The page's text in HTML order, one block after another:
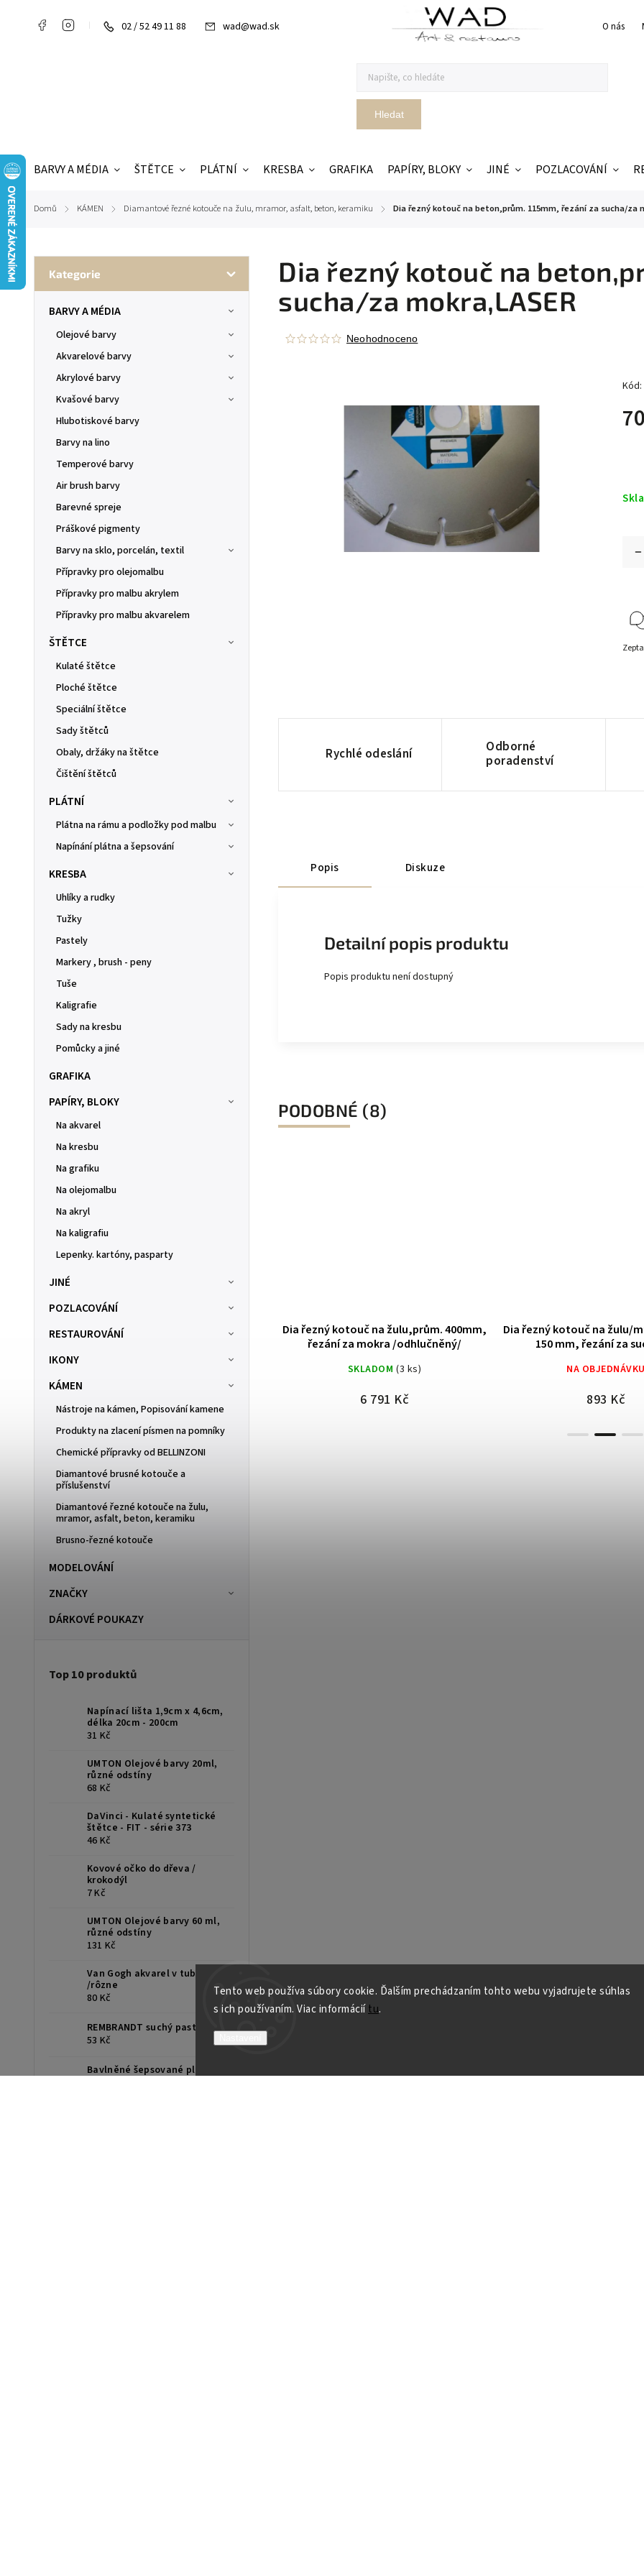
Tento web používa súbory cookie. Ďalším prechádzaním tohto webu vyjadrujete súhlas
s ich používaním. Viac informáciítu.
02 / 52 49 11 88 wad@wad.sk O nás
Hledat
BARVY A MÉDIA ŠTĚTCE PLÁTNÍ KRESBA GRAFIKA PAPÍRY, BLOKY JINÉ POZLACOVÁNÍ
Domů / KÁMEN / Diamantové řezné kotouče na žulu, mramor, asfalt, beton, keramiku / Dia řezný kotouč na beton,prům. 115mm, řezání za sucha/za
Kategorie
BARVY A MÉDIA
Olejové barvy
Akvarelové barvy
Akrylové barvy
Kvašové barvy
Hlubotiskové barvy
Barvy na lino
Temperové barvy
Air brush barvy
Barevné spreje
Práškové pigmenty
Barvy na sklo, porcelán, textil
Přípravky pro olejomalbu
Přípravky pro malbu akrylem
Přípravky pro malbu akvarelem
ŠTĚTCE
Kulaté štětce
Ploché štětce
Speciální štětce
Sady štětců
Obaly, držáky na štětce
Čištění štětců
PLÁTNÍ
Plátna na rámu a podložky pod malbu
Napínání plátna a šepsování
KRESBA
Uhlíky a rudky
Tužky
Pastely
Markery , brush - peny
Tuše
Kaligrafie
Sady na kresbu
Pomůcky a jiné
GRAFIKA
PAPÍRY, BLOKY
Na akvarel
Na kresbu
Na grafiku
Na olejomalbu
Na akryl
Na kaligrafiu
Lepenky. kartóny, pasparty
JINÉ
POZLACOVÁNÍ
RESTAUROVÁNÍ
IKONY
KÁMEN
Nástroje na kámen, Popisování kamene
Produkty na zlacení písmen na pomníky
Chemické přípravky od BELLINZONI
Diamantové brusné kotouče a
příslušenství
Diamantové řezné kotouče na žulu,
mramor, asfalt, beton, keramiku
Brusno-řezné kotouče
MODELOVÁNÍ
ZNAČKY
DÁRKOVÉ POUKAZY
Top 10 produktů
Napínací lišta 1,9cm x 4,6cm,
délka 20cm - 200cm
31 Kč
UMTON Olejové barvy 20ml,
různé odstíny
68 Kč
DaVinci - Kulaté syntetické
štětce - FIT - série 373
46 Kč
Kovové očko do dřeva /
krokodýl
7 Kč
UMTON Olejové barvy 60 ml,
různé odstíny
131 Kč
Van Gogh akvarel v tube 10ml
/rôzne
80 Kč
REMBRANDT suchý pastel /ks
53 Kč
Bavlněné šepsované plátno,
Dia řezný kotouč na
sucha/za mokra,LASER
Neohodnoceno
Kód:
Rychlé odeslání
Odborné
poradenství
Popis Diskuze
Detailní popis produktu
Popis produktu není dostupný
PODOBNÉ (8)
Dia řezný kotouč na žulu,prům. 300mm,
Dia řezný kotouč na žulu,prům. 400mm,
řezání za mokra /odhlučněný/
SKLADOM (3 ks)
6 791 Kč
Dia řezný kotouč na žulu/
150 mm, řezání za
NA OBJEDNÁVKU
893 Kč